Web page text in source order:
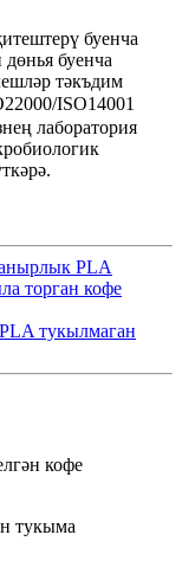
буенча
дөнья буенча
тәкъдим
ISO14001
лаборатория
PLA
торган кофе
тукылмаган
тукыма